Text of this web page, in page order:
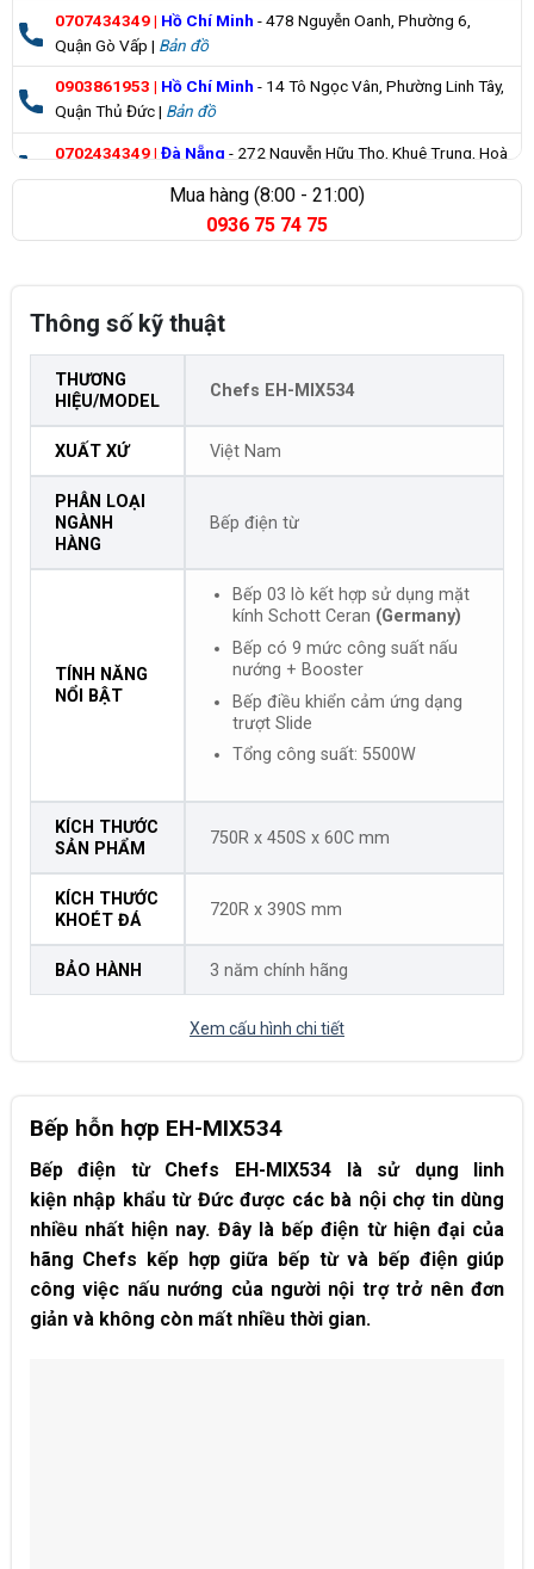
0707434349| Hồ Chí Minh - 478 Nguyễn Oanh, Phường 6,
Quận Gò Vấp | Bản đồ
0903861953 | Hồ Chí Minh - 14 Tô Ngọc Vân, Phường Linh Tây,
Quận Thủ Đức | Bản đồ
0702434349| Đà Nẵng - 272 Nguyễn Hữu Thọ, Khuê Trung, Hoà
Cường |Bản đồ
Mua hàng (8:00 - 21:00)
0936 75 74 75
Bếp hỗn hợp EH-MIX534
Bếp điện từ Chefs EH-MIX534 là sử dụng linh
kiện nhập khẩu từ Đức được các bà nội chợ tin dùng
nhiều nhất hiện nay. Đây là bếp điện từ hiện đại của
hãng Chefs kếp hợp giữa bếp từ và bếp điện giúp
công việc nấu nướng của người nội trợ trở nên đơn
giản và không còn mất nhiều thời gian.
Thông số kỹ thuật
THƯƠNG
HIỆU/MODEL
Chefs EH-MIX534
XUẤT XỨ Việt Nam
PHÂN LOẠI
NGÀNH
HÀNG
Bếp điện từ
TÍNH NĂNG
NỔI BẬT
Bếp 03 lò kết hợp sử dụng mặt
kính Schott Ceran (Germany)
Bếp có 9 mức công suất nấu
nướng + Booster
Bếp điều khiển cảm ứng dạng
trượt Slide
Tổng công suất: 5500W
KÍCH THƯỚC
SẢN PHẨM
750R x 450S x 60C mm
KÍCH THƯỚC
KHOÉT ĐÁ
720R x 390S mm
BẢO HÀNH 3 năm chính hãng
Xem cấu hình chi tiết